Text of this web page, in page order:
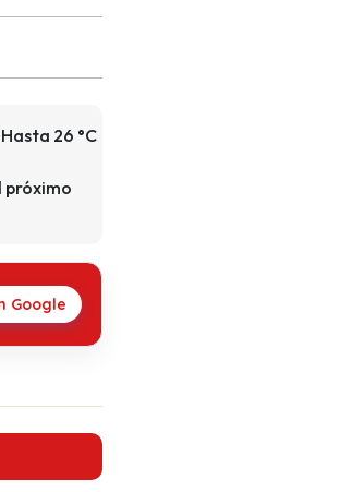
26 °C
próximo
Google